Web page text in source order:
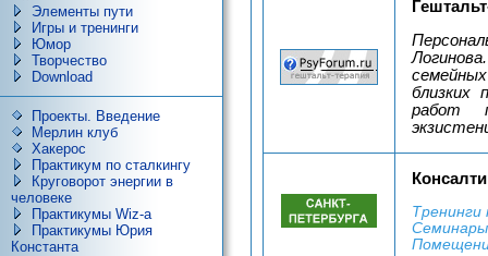
Элементы пути
Игры и тренинги
Юмор
Творчество
Download
Проекты. Введение
Мерлин клуб
Хакерос
Практикум по сталкингу
Круговорот энергии в
человеке
Практикумы Wiz-a
Практикумы Юрия
Константа
близких
работ